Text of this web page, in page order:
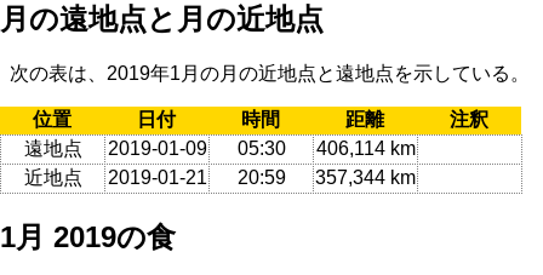
月の遠地点と月の近地点
次の表は、2019年1月の月の近地点と遠地点を示している。
位置 日付 時間 距離
注釈
遠地点
2019-01-09 05:30
406,114 km
近地点
2019-01-21 20:59 357,344 km
1月 2019の食